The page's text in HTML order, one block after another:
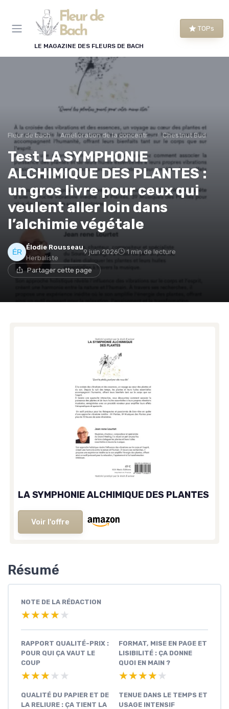
LE MAGAZINE DES FLEURS DE BACH
TOPs
Fleur de bach Amélioration de la concentration Chestnut Bud
Test LA SYMPHONIE
ALCHIMIQUE DES PLANTES :
un gros livre pour ceux qui
veulent aller loin dans
l’alchimie végétale
Élodie Rousseau
Herbaliste
9 juin 2026 1 min de lecture
Partager cette page
LA SYMPHONIE ALCHIMIQUE DES PLANTES
Voir l'offre
Résumé
NOTE DE LA RÉDACTION
★★★★★
★★★★★
RAPPORT QUALITÉ-PRIX :
POUR QUI ÇA VAUT LE
COUP
★★★★★
★★★★★
FORMAT, MISE EN PAGE ET
LISIBILITÉ : ÇA DONNE
QUOI EN MAIN ?
★★★★★
★★★★★
QUALITÉ DU PAPIER ET DE
LA RELIURE : ÇA TIENT LA
TENUE DANS LE TEMPS ET
USAGE INTENSIF